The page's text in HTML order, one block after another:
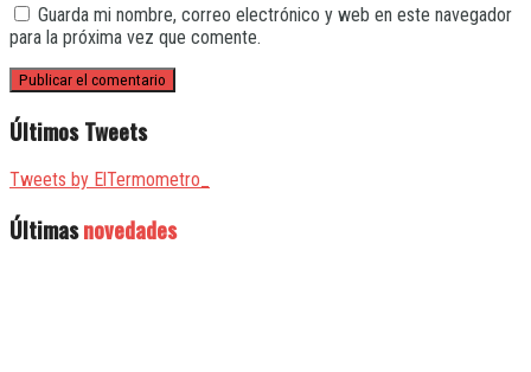
Guarda mi nombre, correo electrónico y web en este navegador
para la próxima vez que comente.
Últimos Tweets
Tweets by ElTermometro_
Últimasnovedades